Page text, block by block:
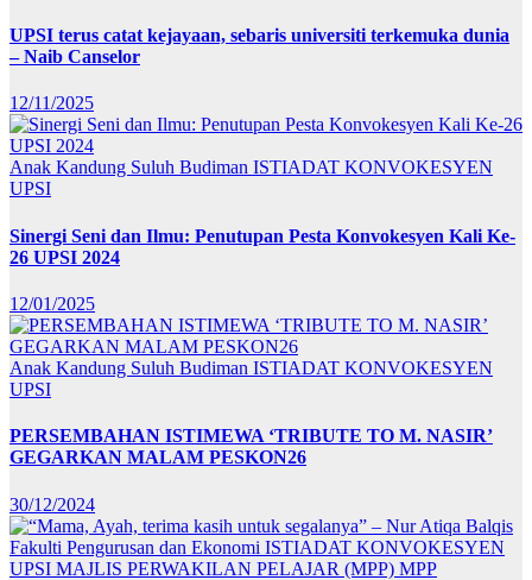
UPSI terus catat kejayaan, sebaris universiti terkemuka dunia
– Naib Canselor
12/11/2025
Anak Kandung Suluh Budiman ISTIADAT KONVOKESYEN
UPSI
Sinergi Seni dan Ilmu: Penutupan Pesta Konvokesyen Kali Ke-
26 UPSI 2024
12/01/2025
Anak Kandung Suluh Budiman ISTIADAT KONVOKESYEN
UPSI
PERSEMBAHAN ISTIMEWA ‘TRIBUTE TO M. NASIR’
GEGARKAN MALAM PESKON26
30/12/2024
Fakulti Pengurusan dan Ekonomi ISTIADAT KONVOKESYEN
UPSI MAJLIS PERWAKILAN PELAJAR (MPP) MPP